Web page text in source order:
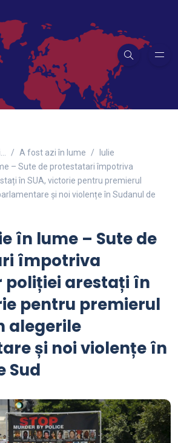
A fost azi în lume
Iulie
– Sute de protestatari împotriva
în SUA, victorie pentru premierul
și noi violențe în Sudanul de
în lume – Sute de
împotriva
poliției arestați în
pentru premierul
alegerile
și noi violențe în
Sud